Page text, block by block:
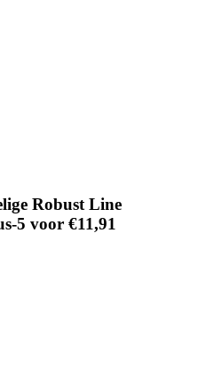
Robust Line
5 voor €11,91